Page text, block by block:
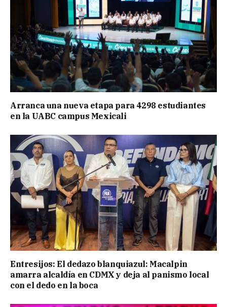
Arranca una nueva etapa para 4298 estudiantes
en la UABC campus Mexicali
Entresijos: El dedazo blanquiazul: Macalpin
amarra alcaldía en CDMX y deja al panismo local
con el dedo en la boca